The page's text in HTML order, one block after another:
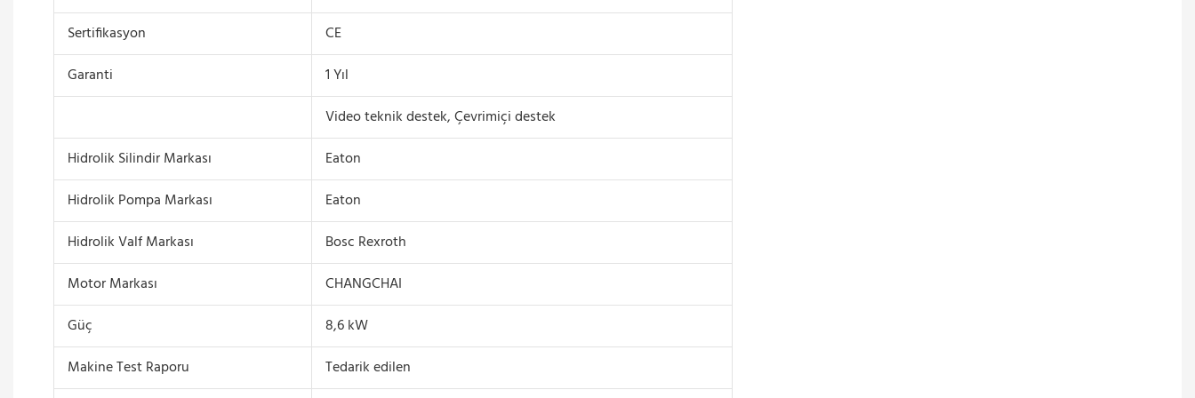
Sertifikasyon
CE
Garanti
1 Yıl
Video teknik destek, Çevrimiçi destek
Hidrolik Silindir Markası
Eaton
Hidrolik Pompa Markası
Eaton
Hidrolik Valf Markası
Bosc Rexroth
Motor Markası
CHANGCHAI
Güç
8,6 kW
Makine Test Raporu
Tedarik edilen